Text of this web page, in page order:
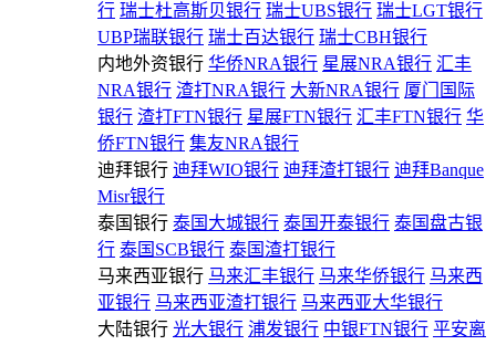
行 瑞士杜高斯贝银行 瑞士UBS银行 瑞士LGT银行
UBP瑞联银行 瑞士百达银行 瑞士CBH银行
内地外资银行 华侨NRA银行 星展NRA银行 汇丰
NRA银行 渣打NRA银行 大新NRA银行 厦门国际
银行 渣打FTN银行 星展FTN银行 汇丰FTN银行 华
侨FTN银行 集友NRA银行
迪拜银行 迪拜WIO银行 迪拜渣打银行 迪拜Banque
Misr银行
泰国银行 泰国大城银行 泰国开泰银行 泰国盘古银
行 泰国SCB银行 泰国渣打银行
马来西亚银行 马来汇丰银行 马来华侨银行 马来西
亚银行 马来西亚渣打银行 马来西亚大华银行
大陆银行 光大银行 浦发银行 中银FTN银行 平安离